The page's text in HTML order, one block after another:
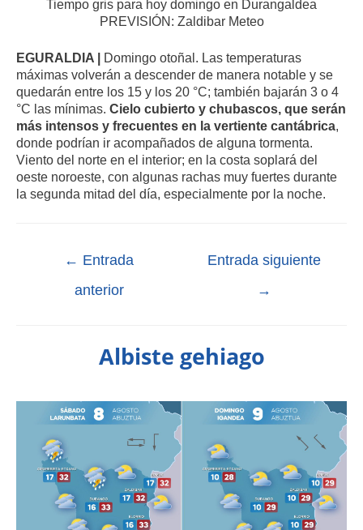
Tiempo gris para hoy domingo en Durangaldea
PREVISIÓN: Zaldibar Meteo
EGURALDIA |
Domingo otoñal. Las temperaturas
máximas volverán a descender de manera notable y se
quedarán entre los 15 y los 20 °C; también bajarán 3 o 4
°C las mínimas. Cielo cubierto y chubascos, que serán
más intensos y frecuentes en la vertiente cantábrica,
donde podrían ir acompañados de alguna tormenta.
Viento del norte en el interior; en la costa soplará del
oeste noroeste, con algunas rachas muy fuertes durante
la segunda mitad del día, especialmente por la noche.
← Entrada
anterior
Entrada siguiente
→
Albiste gehiago